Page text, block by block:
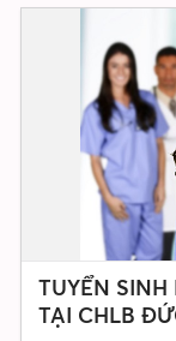
TUYỂN
TẠI CHLB